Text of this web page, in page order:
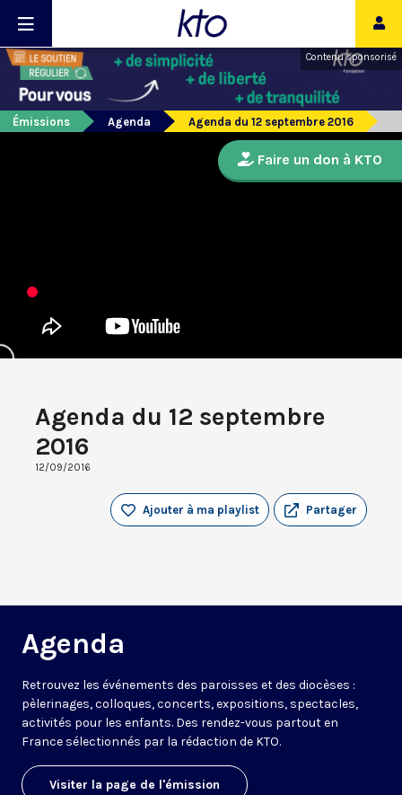
Contenu sponsorisé
Émissions Agenda Agenda du 12 septembre 2016
Agenda du 12 septembre
2016
12/09/2016
Partager
Ajouter à ma playlist
Agenda
Retrouvez les événements des paroisses et des diocèses :
pèlerinages, colloques, concerts, expositions, spectacles,
activités pour les enfants. Des rendez-vous partout en
France sélectionnés par la rédaction de KTO.
Visiter la page de l'émission
Faire un don à KTO